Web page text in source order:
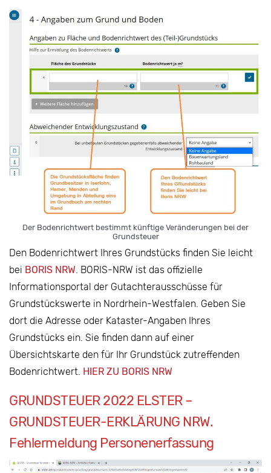
Der Bodenrichtwert bestimmt künftige Veränderungen bei der
Grundsteuer
Den Bodenrichtwert Ihres Grundstücks finden Sie leicht
bei BORIS NRW. BORIS-NRW ist das offizielle
Informationsportal der Gutachterausschüsse für
Grundstückswerte in Nordrhein-Westfalen. Geben Sie
dort die Adresse oder Kataster-Angaben Ihres
Grundstücks ein. Sie finden dann auf einer
Übersichtskarte den für Ihr Grundstück zutreffenden
Bodenrichtwert. HIER ZU BORIS NRW
GRUNDSTEUER 2022 ELSTER –
GRUNDSTEUER-ERKLÄRUNG NRW.
Fehlermeldung Personenerfassung